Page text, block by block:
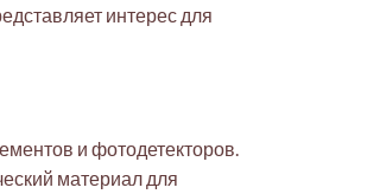
интерес для
и фотодетекторов.
материал для